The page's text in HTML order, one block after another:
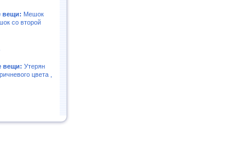
вещи: Мешок
со второй
вещи: Утерян
цвета ,